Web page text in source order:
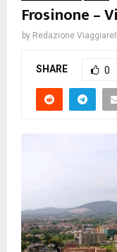
Frosinone –
by Redazione
SHARE 0